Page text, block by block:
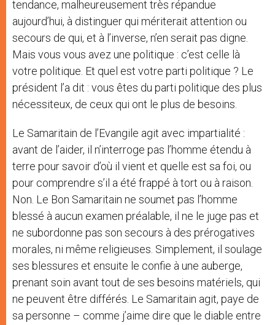
tendance, malheureusement très répandue
aujourd’hui, à distinguer qui mériterait attention ou
secours de qui, et à l’inverse, n’en serait pas digne.
Mais vous vous avez une politique : c’est celle là
votre politique. Et quel est votre parti politique ? Le
président l’a dit : vous êtes du parti politique des plus
nécessiteux, de ceux qui ont le plus de besoins.
Le Samaritain de l’Evangile agit avec impartialité :
avant de l’aider, il n’interroge pas l’homme étendu à
terre pour savoir d’où il vient et quelle est sa foi, ou
pour comprendre s’il a été frappé à tort ou à raison.
Non. Le Bon Samaritain ne soumet pas l’homme
blessé à aucun examen préalable, il ne le juge pas et
ne subordonne pas son secours à des prérogatives
morales, ni même religieuses. Simplement, il soulage
ses blessures et ensuite le confie à une auberge,
prenant soin avant tout de ses besoins matériels, qui
ne peuvent être différés. Le Samaritain agit, paye de
sa personne – comme j’aime dire que le diable entre